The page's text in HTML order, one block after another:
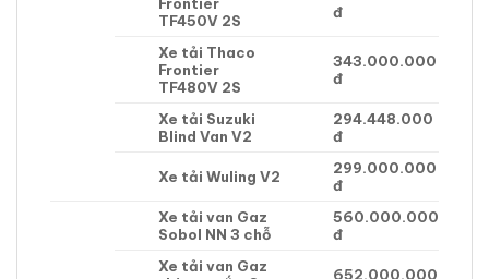
TF450V 2S
đ
Xe tải Thaco
Frontier
TF480V 2S
343.000.000
đ
Xe tải Suzuki
Blind Van V2
294.448.000
đ
Xe tải Wuling V2
299.000.000
đ
Xe tải van Gaz
Sobol NN 3 chỗ
560.000.000
đ
Xe tải van Gaz
652.000.000